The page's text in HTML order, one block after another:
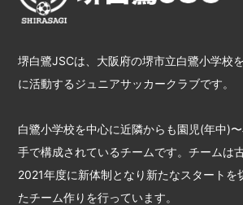
堺白鷺JSCは、大阪府の堺市立白鷺小学校
に活動するジュニアサッカークラブです。
白鷺小学校を中心に近隣からも園児(年中)
手で構成されているチームです。チームは
2021年度に新体制となり新たなスタートを
たチーム作りを行っています。